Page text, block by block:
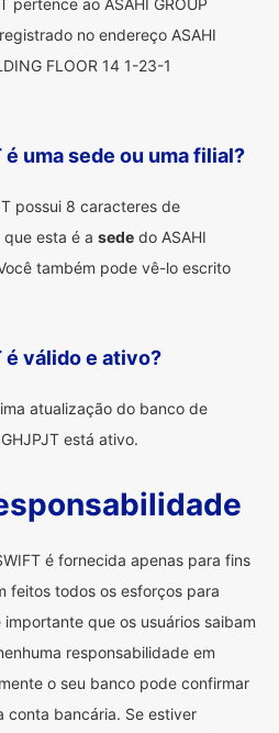
pertence ao ASAHI GROUP
no endereço ASAHI
FLOOR 14 1-23-1
é uma sede ou uma filial?
possui 8 caracteres de
esta é a sede do ASAHI
também pode vê-lo escrito
é válido e ativo?
atualização do banco de
está ativo.
é fornecida apenas para fins
feitos todos os esforços para
que os usuários saibam
responsabilidade em
o seu banco pode confirmar
conta bancária. Se estiver